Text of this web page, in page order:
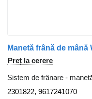
Preț la cerere
Sistem de frânare -
2301822, 9617241070